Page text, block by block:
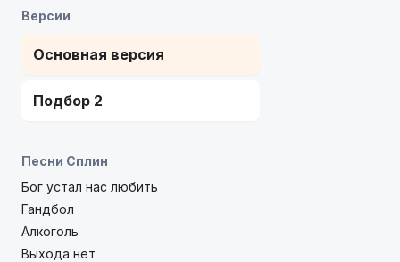
Версии
Основная версия
Подбор 2
Песни Сплин
Бог устал нас любить
Гандбол
Алкоголь
Выхода нет